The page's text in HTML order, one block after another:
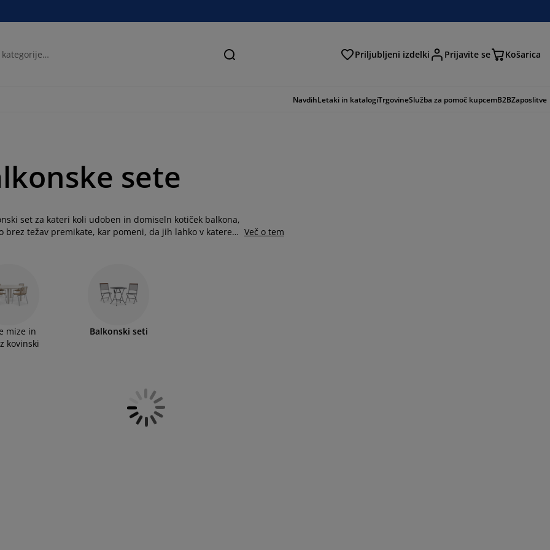
Iskanje Priljubljeni izdelki Prijavite se Košarica
NavdihLetaki in katalogiTrgovineSlužba za pomoč kupcemB2BZaposlitve
sete
set za kateri koli udoben in domiseln kotiček balkona,
težav premikate, kar pomeni, da jih lahko v katerem
ali teraso.
Več o tem
mize in
kovinski
Balkonski seti